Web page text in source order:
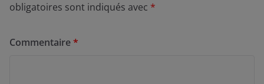
obligatoires sont indiqués avec *
Commentaire*